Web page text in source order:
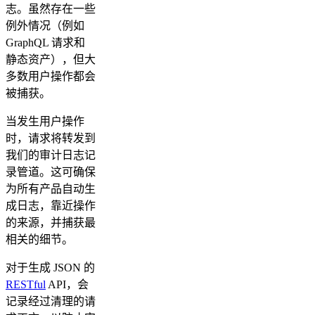
志。虽然存在一些
例外情况（例如
GraphQL 请求和
静态资产），但大
多数用户操作都会
被捕获。
当发生用户操作
时，请求将转发到
我们的审计日志记
录管道。这可确保
为所有产品自动生
成日志，靠近操作
的来源，并捕获最
相关的细节。
对于生成 JSON 的
RESTful API，会
记录经过清理的请